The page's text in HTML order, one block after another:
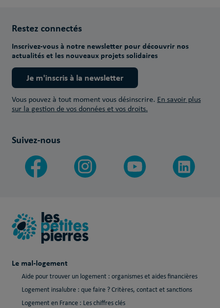
Restez connectés
Inscrivez-vous à notre newsletter pour découvrir nos
actualités et les nouveaux projets solidaires
Je m'inscris à la newsletter
Vous pouvez à tout moment vous désinscrire. En savoir plus
sur la gestion de vos données et vos droits.
Suivez-nous
Le mal-logement
Aide pour trouver un logement : organismes et aides financières
Logement insalubre : que faire ? Critères, contact et sanctions
Logement en France : Les chiffres clés